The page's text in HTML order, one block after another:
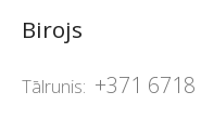
Birojs
Tālrunis: +371